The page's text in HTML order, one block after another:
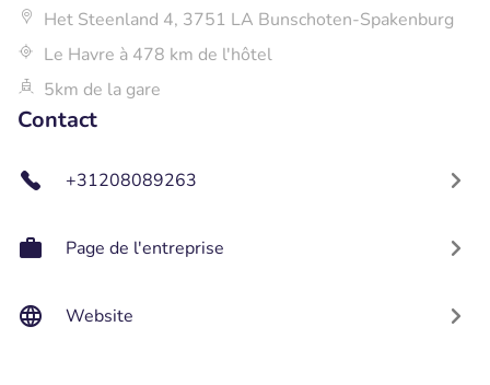
Het Steenland 4, 3751 LA Bunschoten-Spakenburg
Le Havre à 478 km de l'hôtel
5km de la gare
Contact
+31208089263
Page de l'entreprise
Website